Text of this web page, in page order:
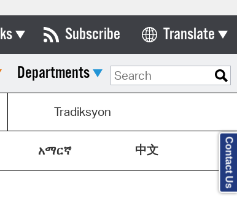
Council
List
Subscribe Translate
Select Language
Departments
Tradiksyon
አማርኛ 中文 Contact Us